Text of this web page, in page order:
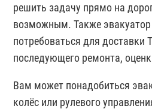
решить задачу прямо на
возможным. Также
потребоваться для доставки
последующего ремонта,
Вам может понадобиться
колёс или рулевого